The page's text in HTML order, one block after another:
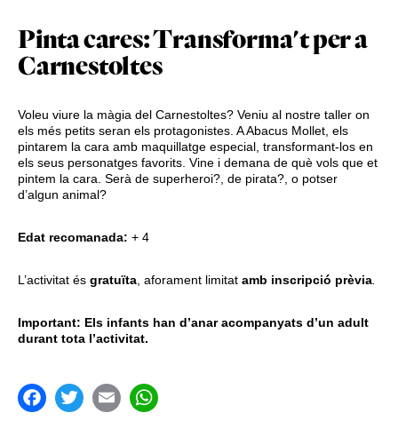
Pinta cares: Transforma't per a
Carnestoltes
Voleu viure la màgia del Carnestoltes? Veniu al nostre taller on
els més petits seran els protagonistes. A Abacus Mollet, els
pintarem la cara amb maquillatge especial, transformant-los en
els seus personatges favorits. Vine i demana de què vols que et
pintem la cara. Serà de superheroi?, de pirata?, o potser
d’algun animal?
Edat recomanada: + 4
L’activitat és gratuïta, aforament limitat amb inscripció prèvia.
Important: Els infants han d’anar acompanyats d’un adult
durant tota l’activitat.